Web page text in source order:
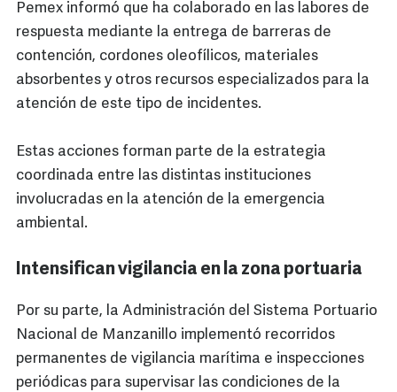
Pemex informó que ha colaborado en las labores de
respuesta mediante la entrega de barreras de
contención, cordones oleofílicos, materiales
absorbentes y otros recursos especializados para la
atención de este tipo de incidentes.
Estas acciones forman parte de la estrategia
coordinada entre las distintas instituciones
involucradas en la atención de la emergencia
ambiental.
Intensifican vigilancia en la zona portuaria
Por su parte, la Administración del Sistema Portuario
Nacional de Manzanillo implementó recorridos
permanentes de vigilancia marítima e inspecciones
periódicas para supervisar las condiciones de la